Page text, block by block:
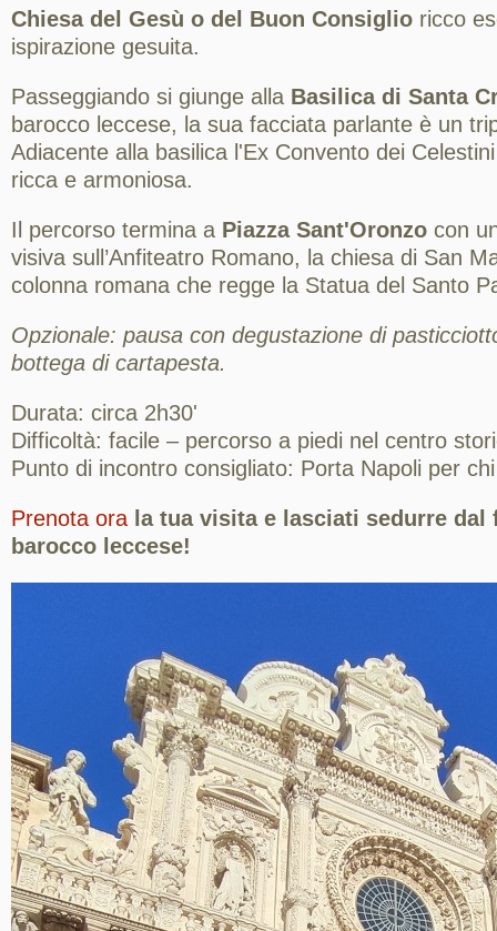
Chiesa del Gesù o del Buon Consiglio ricco
ispirazione gesuita.
Passeggiando si giunge alla Basilica di Santa
barocco leccese, la sua facciata parlante è un
Adiacente alla basilica l'Ex Convento dei
ricca e armoniosa.
Il percorso termina a Piazza Sant'Oronzo con
visiva sull’Anfiteatro Romano, la chiesa di San
colonna romana che regge la Statua del Santo
Opzionale: pausa con degustazione di
bottega di cartapesta.
Durata: circa 2h30'
Difficoltà: facile – percorso a piedi nel centro
Punto di incontro consigliato: Porta Napoli per
Prenota ora la tua visita e lasciati sedurre dal
barocco leccese!